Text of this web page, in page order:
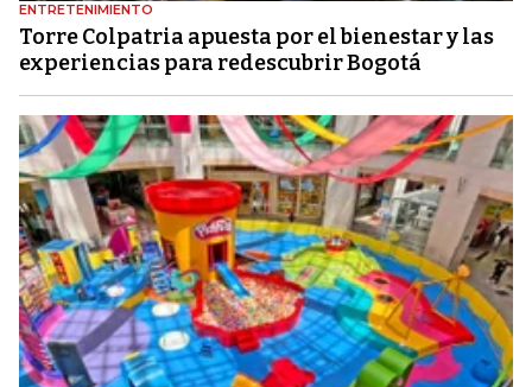
ENTRETENIMIENTO
Torre Colpatria apuesta por el bienestar y las
experiencias para redescubrir Bogotá